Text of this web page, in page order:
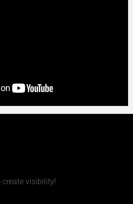
create visibility!